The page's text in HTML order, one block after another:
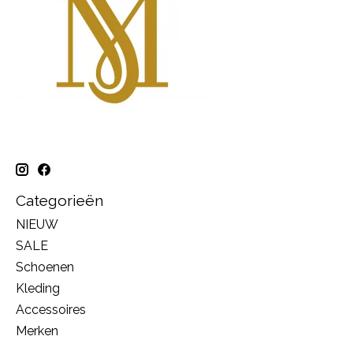
Categorieën
NIEUW
SALE
Schoenen
Kleding
Accessoires
Merken